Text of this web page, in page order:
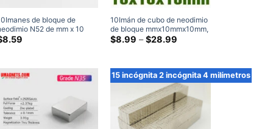
de bloque de
N52 de mm x 10
x 6 mm Imanes
8.59
10Imán de cubo de neodimio
de bloque mmx10mmx10mm,
imanes de cubo N42 súper
$8.99 – $28.99Gama
a
través
de
$28.99
15 incógnita 2 incógnita 4 milímetros